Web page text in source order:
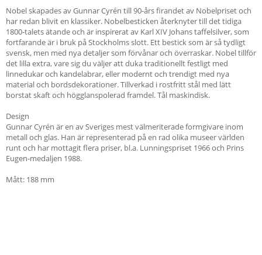
Nobel skapades av Gunnar Cyrén till 90-års firandet av Nobelpriset och
har redan blivit en klassiker. Nobelbesticken återknyter till det tidiga
1800-talets ätande och är inspirerat av Karl XIV Johans taffelsilver, som
fortfarande är i bruk på Stockholms slott. Ett bestick som är så tydligt
svensk, men med nya detaljer som förvånar och överraskar. Nobel tillför
det lilla extra, vare sig du väljer att duka traditionellt festligt med
linnedukar och kandelabrar, eller modernt och trendigt med nya
material och bordsdekorationer. Tillverkad i rostfritt stål med lätt
borstat skaft och högglanspolerad framdel. Tål maskindisk.
Design
Gunnar Cyrén är en av Sveriges mest välmeriterade formgivare inom
metall och glas. Han är representerad på en rad olika museer världen
runt och har mottagit flera priser, bl.a. Lunningspriset 1966 och Prins
Eugen-medaljen 1988.
Mått: 188 mm